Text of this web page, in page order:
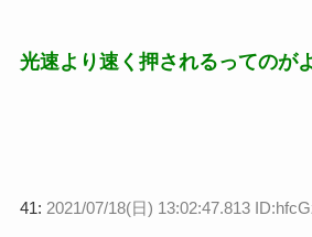
光速より速く押されるってのが
41: 2021/07/18(日) 13:02:47.813